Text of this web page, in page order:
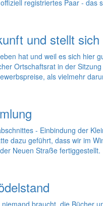
registriertes Paar - das
und stellt
hat und weil es sich
Ortschaftsrat in der
als vielmehr
- Einbindung der
dazu geführt, dass wir im
Neuen Straße fertiggestellt.